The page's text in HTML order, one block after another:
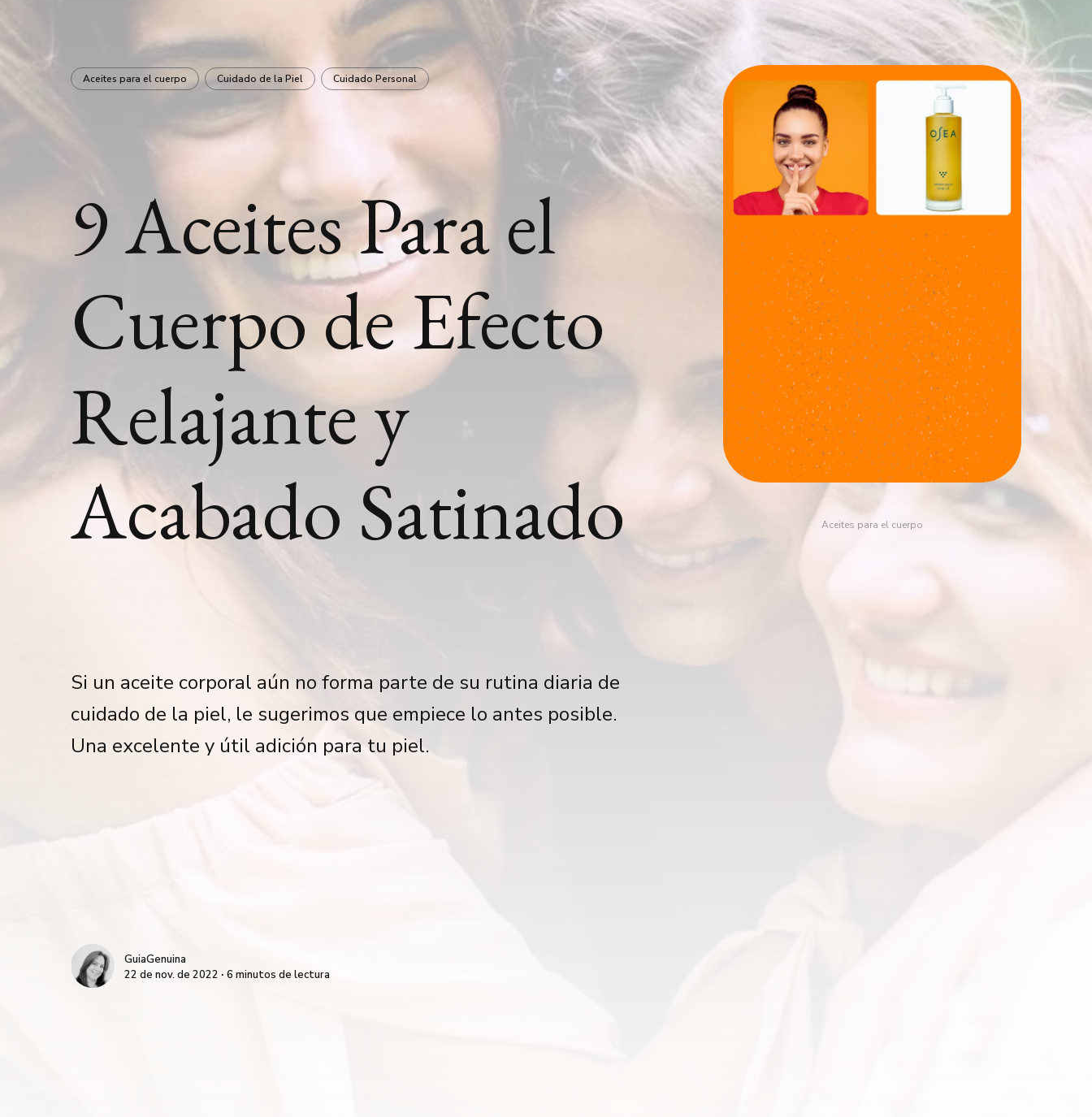
Aceites para el cuerpo Cuidado de la Piel Cuidado Personal
9 Aceites Para el
Cuerpo de Efecto
Relajante y
Acabado Satinado
Si un aceite corporal aún no forma parte de su rutina diaria de
cuidado de la piel, le sugerimos que empiece lo antes posible.
Una excelente y útil adición para tu piel.
GuiaGenuina
22 de nov. de 2022 ∙ 6 minutos de lectura
Aceites para el cuerpo